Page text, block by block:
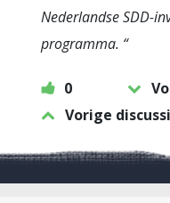
Nederlandse SDD-
programma. “
0
Vorige